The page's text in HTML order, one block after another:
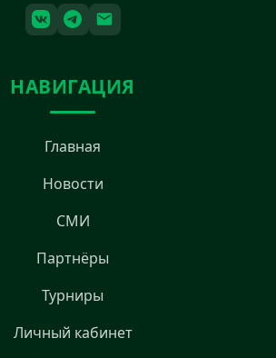
НАВИГАЦИЯ
Главная
Новости
СМИ
Партнёры
Турниры
Личный кабинет